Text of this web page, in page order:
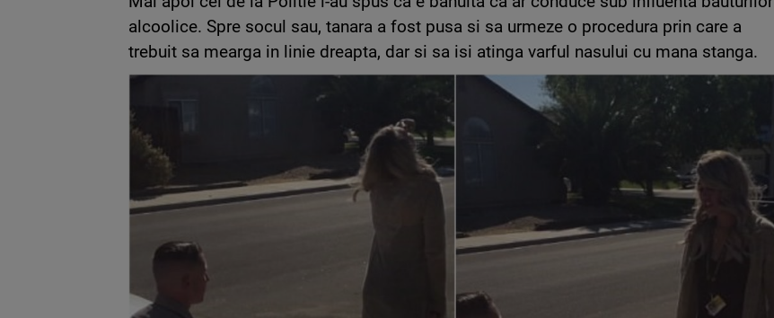
alcoolice. Spre socul sau, tanara a fost pusa si sa urmeze o procedura prin care a
trebuit sa mearga in linie dreapta, dar si sa isi atinga varful nasului cu mana stanga.